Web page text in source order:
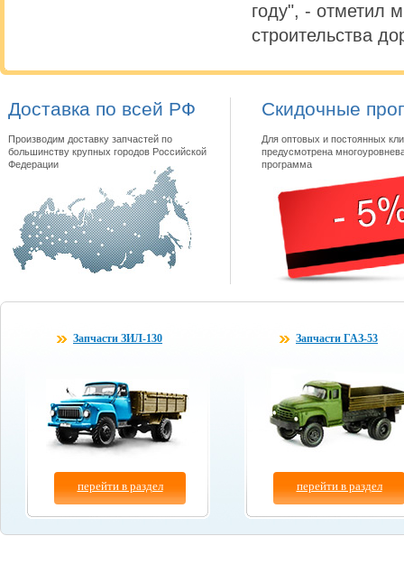
году", - отметил
строительства
Доставка по всей РФ
Производим доставку запчастей по
большинству крупных городов Российской
Федерации
Скидочные
Для оптовых и постоянных
предусмотрена
программа
Запчасти ЗИЛ-130
перейти в раздел
Запчасти ГАЗ-53
перейти в раздел